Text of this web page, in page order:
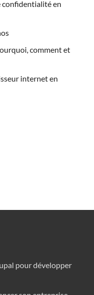
en
comment et
internet en
pour développer